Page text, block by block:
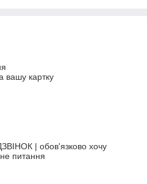
вашу картку
| обов'язково хочу
питання